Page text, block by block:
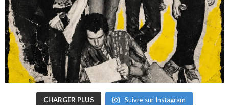
CHARGER PLUS Suivre sur Instagram